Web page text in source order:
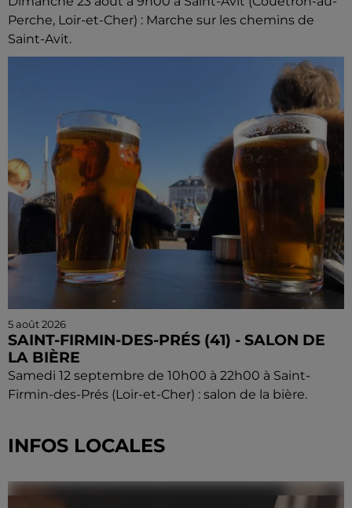
Perche, Loir-et-Cher) : Marche sur les chemins de
Saint-Avit.
5 août 2026
SAINT-FIRMIN-DES-PRÉS (41) - SALON DE
LA BIÈRE
Samedi 12 septembre de 10h00 à 22h00 à Saint-
Firmin-des-Prés (Loir-et-Cher) : salon de la bière.
INFOS LOCALES